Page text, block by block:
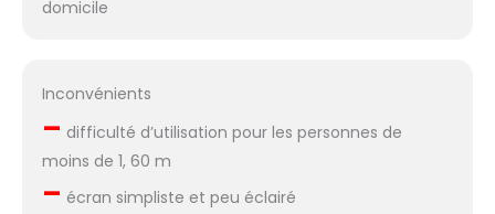
domicile
Inconvénients
– difficulté d’utilisation pour les personnes de
moins de 1, 60 m
– écran simpliste et peu éclairé